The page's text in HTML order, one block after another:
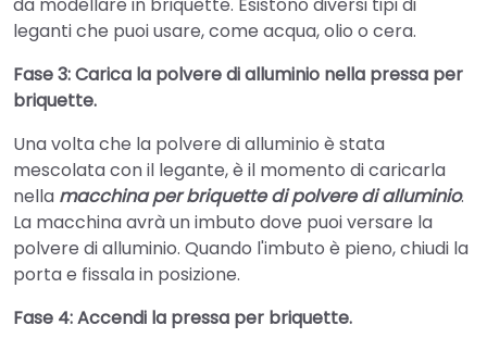
leganti che puoi usare, come acqua, olio o cera.
Fase 3: Carica la polvere di alluminio nella pressa per
briquette.
Una volta che la polvere di alluminio è stata
mescolata con il legante, è il momento di caricarla
nella macchina per briquette di polvere di alluminio.
La macchina avrà un imbuto dove puoi versare la
polvere di alluminio. Quando l'imbuto è pieno, chiudi la
porta e fissala in posizione.
Fase 4: Accendi la pressa per briquette.